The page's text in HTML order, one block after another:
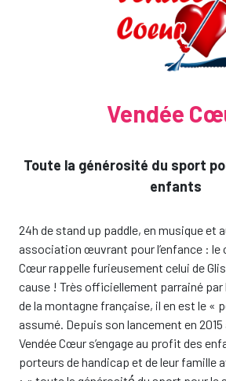
Vendée
Toute la générosité du sport
enfants
24h de stand up paddle, en musique et
association œuvrant pour l’enfance : le
Cœur rappelle furieusement celui de
cause ! Très officiellement parrainé par
de la montagne française, il en est le «
assumé. Depuis son lancement en 2015
Vendée Cœur s’engage au profit des
porteurs de handicap et de leur famille